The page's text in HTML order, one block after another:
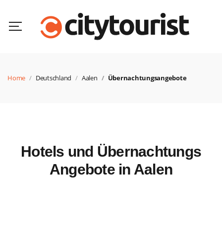
Home Deutschland Aalen Übernachtungsangebote
Hotels und Übernachtungs
Angebote in Aalen